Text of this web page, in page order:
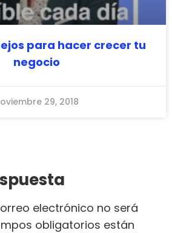
para hacer crecer tu
negocio
29, 2018
electrónico no será
obligatorios están